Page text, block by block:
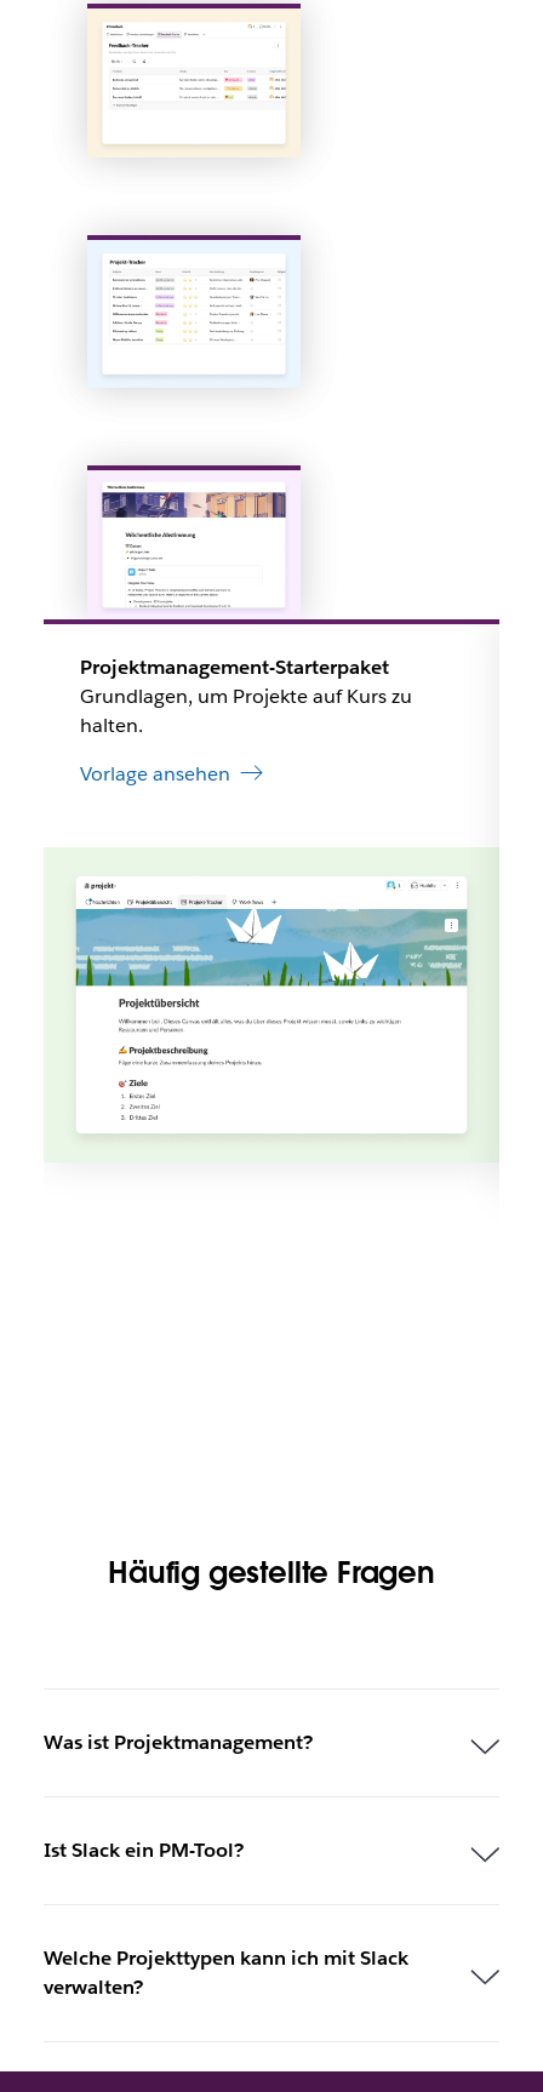
Projektmanagement-Starterpaket
Grundlagen, um Projekte auf Kurs zu
halten.
Vorlage ansehen
Häufig gestellte Fragen
Was ist Projektmanagement?
Ist Slack ein PM-Tool?
Welche Projekttypen kann ich mit Slack
verwalten?